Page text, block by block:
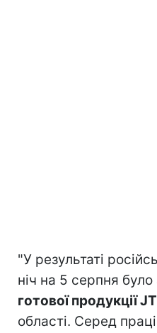
"У результаті
ніч на 5 серпня
готової продукції
області. Серед